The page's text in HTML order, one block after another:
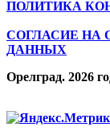
ПОЛИТИКА
СОГЛАСИЕ НА
ДАННЫХ
Орелград. 2026